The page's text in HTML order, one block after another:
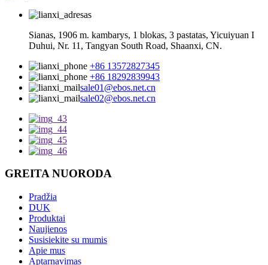
Sianas, 1906 m. kambarys, 1 blokas, 3 pastatas, Yicuiyuan I
Duhui, Nr. 11, Tangyan South Road, Shaanxi, CN.
+86 13572827345
+86 18292839943
sale01@ebos.net.cn
sale02@ebos.net.cn
GREITA NUORODA
Pradžia
DUK
Produktai
Naujienos
Susisiekite su mumis
Apie mus
Aptarnavimas